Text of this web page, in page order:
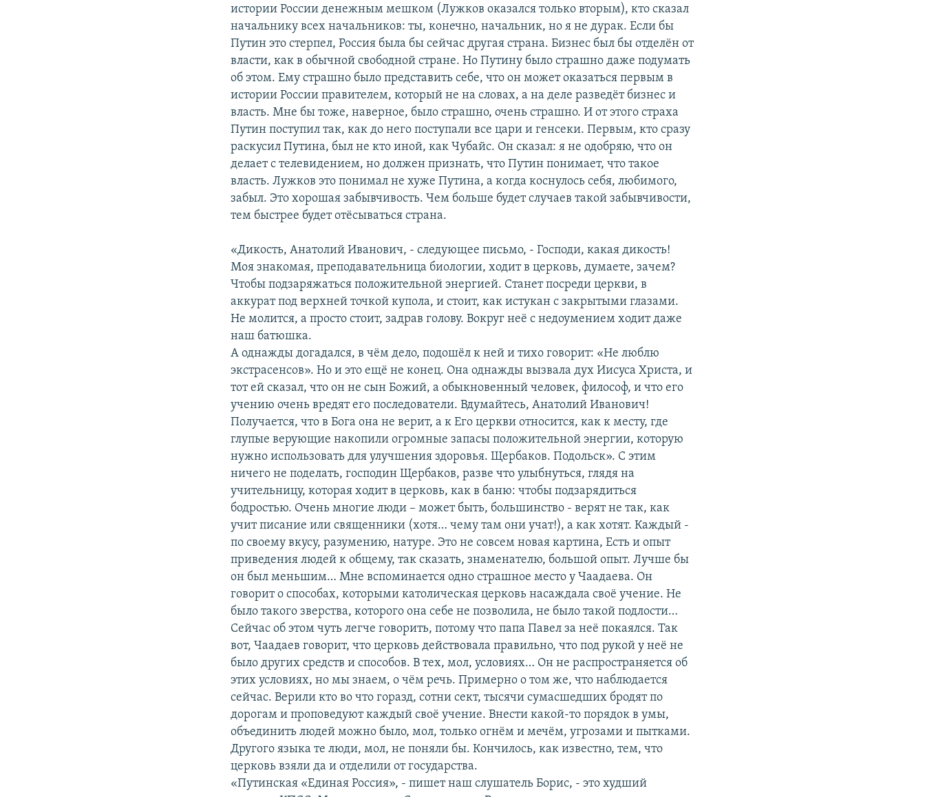
истории России денежным мешком (Лужков оказался только вторым), кто сказал
начальнику всех начальников: ты, конечно, начальник, но я не дурак. Если бы
Путин это стерпел, Россия была бы сейчас другая страна. Бизнес был бы отделён от
власти, как в обычной свободной стране. Но Путину было страшно даже подумать
об этом. Ему страшно было представить себе, что он может оказаться первым в
истории России правителем, который не на словах, а на деле разведёт бизнес и
власть. Мне бы тоже, наверное, было страшно, очень страшно. И от этого страха
Путин поступил так, как до него поступали все цари и генсеки. Первым, кто сразу
раскусил Путина, был не кто иной, как Чубайс. Он сказал: я не одобряю, что он
делает с телевидением, но должен признать, что Путин понимает, что такое
власть. Лужков это понимал не хуже Путина, а когда коснулось себя, любимого,
забыл. Это хорошая забывчивость. Чем больше будет случаев такой забывчивости,
тем быстрее будет отёсываться страна.
«Дикость, Анатолий Иванович, - следующее письмо, - Господи, какая дикость!
Моя знакомая, преподавательница биологии, ходит в церковь, думаете, зачем?
Чтобы подзаряжаться положительной энергией. Станет посреди церкви, в
аккурат под верхней точкой купола, и стоит, как истукан с закрытыми глазами.
Не молится, а просто стоит, задрав голову. Вокруг неё с недоумением ходит даже
наш батюшка.
А однажды догадался, в чём дело, подошёл к ней и тихо говорит: «Не люблю
экстрасенсов». Но и это ещё не конец. Она однажды вызвала дух Иисуса Христа, и
тот ей сказал, что он не сын Божий, а обыкновенный человек, философ, и что его
учению очень вредят его последователи. Вдумайтесь, Анатолий Иванович!
Получается, что в Бога она не верит, а к Его церкви относится, как к месту, где
глупые верующие накопили огромные запасы положительной энергии, которую
нужно использовать для улучшения здоровья. Щербаков. Подольск». С этим
ничего не поделать, господин Щербаков, разве что улыбнуться, глядя на
учительницу, которая ходит в церковь, как в баню: чтобы подзарядиться
бодростью. Очень многие люди – может быть, большинство - верят не так, как
учит писание или священники (хотя… чему там они учат!), а как хотят. Каждый -
по своему вкусу, разумению, натуре. Это не совсем новая картина, Есть и опыт
приведения людей к общему, так сказать, знаменателю, большой опыт. Лучше бы
он был меньшим… Мне вспоминается одно страшное место у Чаадаева. Он
говорит о способах, которыми католическая церковь насаждала своё учение. Не
было такого зверства, которого она себе не позволила, не было такой подлости…
Сейчас об этом чуть легче говорить, потому что папа Павел за неё покаялся. Так
вот, Чаадаев говорит, что церковь действовала правильно, что под рукой у неё не
было других средств и способов. В тех, мол, условиях… Он не распространяется об
этих условиях, но мы знаем, о чём речь. Примерно о том же, что наблюдается
сейчас. Верили кто во что горазд, сотни сект, тысячи сумасшедших бродят по
дорогам и проповедуют каждый своё учение. Внести какой-то порядок в умы,
объединить людей можно было, мол, только огнём и мечём, угрозами и пытками.
Другого языка те люди, мол, не поняли бы. Кончилось, как известно, тем, что
церковь взяли да и отделили от государства.
«Путинская «Единая Россия», - пишет наш слушатель Борис, - это худший